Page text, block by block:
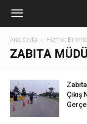
Ana Sayfa Hizmet
ZABITA